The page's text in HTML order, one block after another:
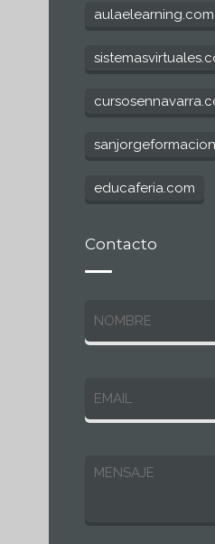
aulaelearning.com
educaferia.com
Contacto